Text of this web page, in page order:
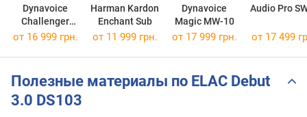
Dynavoice
Challenger
SUB-8
Harman Kardon
Enchant Sub
Dynavoice
Magic MW-10
Audio Pro
от 16 999 грн. от 11 999 грн. от 17 999 грн. от 17 499
Полезные материалы по ELAC Debut
3.0 DS103